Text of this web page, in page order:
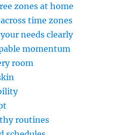
zones at home
time zones
needs clearly
momentum
room
routines